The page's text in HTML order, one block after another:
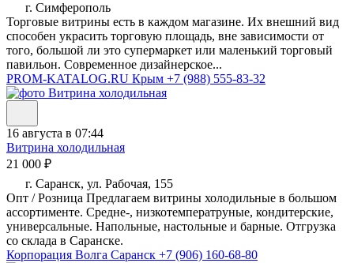
г. Симферополь
Торговые витрины есть в каждом магазине. Их внешний вид
способен украсить торговую площадь, вне зависимости от
того, большой ли это супермаркет или маленький торговый
павильон. Современное дизайнерское...
PROM-KATALOG.RU Крым +7 (988) 555-83-32
16 августа в 07:44
Витрина холодильная
21 000 ₽
г. Саранск, ул. Рабочая, 155
Опт / Розница Предлагаем витрины холодильные в большом
ассортименте. Средне-, низкотемператруные, кондитерские,
универсальные. Напольные, настольные и барные. Отгрузка
со склада в Саранске.
Корпорация Волга Саранск +7 (906) 160-68-80